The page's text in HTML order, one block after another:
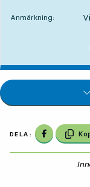
Anmärkning:
DELA: Dela på